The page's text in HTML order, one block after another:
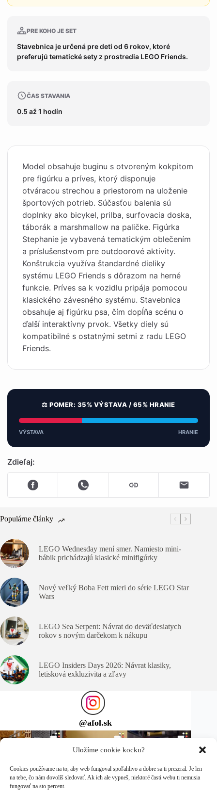
Uložíme cookie kocku?
Cookies používame na to, aby web fungoval spoľahlivo a dobre sa ti prezeral. Je len
na tebe, čo nám dovolíš sledovať. Ak ich ale vypneš, niektoré časti webu ti nemusia
fungovať na sto percent.
PRE KOHO JE SET
Stavebnica je určená pre deti od 6 rokov, ktoré
preferujú tematické sety z prostredia LEGO Friends.
ČAS STAVANIA
0.5 až 1 hodín
Model obsahuje buginu s otvoreným kokpitom
pre figúrku a príves, ktorý disponuje
otváracou strechou a priestorom na uloženie
športových potrieb. Súčasťou balenia sú
doplnky ako bicykel, prilba, surfovacia doska,
táborák a marshmallow na paličke. Figúrka
Stephanie je vybavená tematickým oblečením
a príslušenstvom pre outdoorové aktivity.
Konštrukcia využíva štandardné dieliky
systému LEGO Friends s dôrazom na herné
funkcie. Príves sa k vozidlu pripája pomocou
klasického závesného systému. Stavebnica
obsahuje aj figúrku psa, čím dopĺňa scénu o
ďalší interaktívny prvok. Všetky diely sú
kompatibilné s ostatnými setmi z radu LEGO
Friends.
⚖️ POMER: 35% VÝSTAVA / 65% HRANIE
VÝSTAVA HRANIE
Zdieľaj:
Populárne články
LEGO Wednesday mení smer. Namiesto mini-
bábik prichádzajú klasické minifigúrky
Nový veľký Boba Fett mieri do série LEGO Star
Wars
LEGO Sea Serpent: Návrat do deväťdesiatych
rokov s novým darčekom k nákupu
LEGO Insiders Days 2026: Návrat klasiky,
letisková exkluzivita a zľavy
@afol.sk